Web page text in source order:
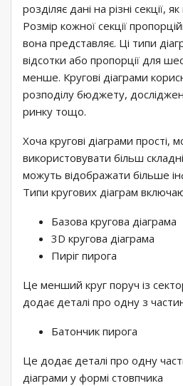
розділяє дані на різні секції,
Розмір кожної секції
вона представляє. Ці типи
відсотки або пропорції для
менше. Кругові діаграми
розподілу бюджету,
ринку тощо.
Хоча кругові діаграми прості,
використовувати більш
можуть відображати більше
Типи кругових діаграм
Базова кругова діаграма
3D кругова діаграма
Пиріг пирога
Це менший круг поруч із
додає деталі про одну з
Батончик пирога
Це додає деталі про одну
діаграми у формі стовпчика